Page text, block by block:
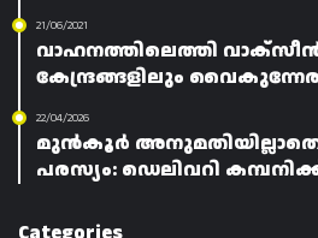
21/06/2021
വാഹനത്തിലെത്തി വാക്സീൻ:
കേന്ദ്രങ്ങളിലും
22/04/2026
മുൻകൂർ
പരസ്യം: ഡെലിവറി